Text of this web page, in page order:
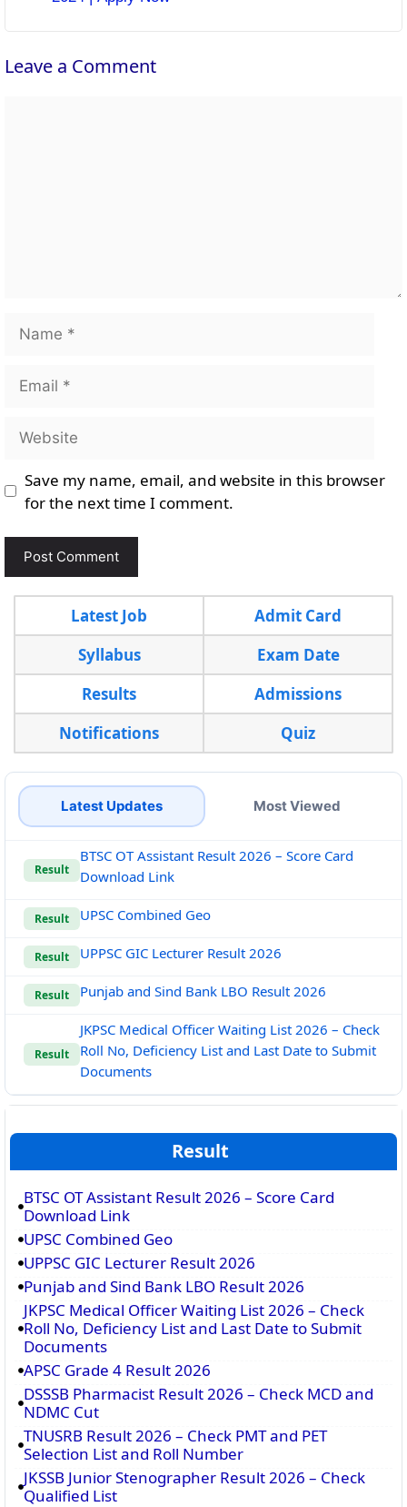
Leave a Comment
Name
Email
Website
Save my name, email, and website in this browser
for the next time I comment.
Latest Job
Admit Card
Syllabus
Exam Date
Results
Admissions
Notifications
Quiz
Latest Updates Most Viewed
Result
BTSC OT Assistant Result 2026 – Score Card
Download Link
Result UPSC Combined Geo
Result UPPSC GIC Lecturer Result 2026
Result Punjab and Sind Bank LBO Result 2026
Result
JKPSC Medical Officer Waiting List 2026 – Check
Roll No, Deficiency List and Last Date to Submit
Documents
Result
BTSC OT Assistant Result 2026 – Score Card
Download Link
UPSC Combined Geo
UPPSC GIC Lecturer Result 2026
Punjab and Sind Bank LBO Result 2026
JKPSC Medical Officer Waiting List 2026 – Check
Roll No, Deficiency List and Last Date to Submit
Documents
APSC Grade 4 Result 2026
DSSSB Pharmacist Result 2026 – Check MCD and
NDMC Cut
TNUSRB Result 2026 – Check PMT and PET
Selection List and Roll Number
JKSSB Junior Stenographer Result 2026 – Check
Qualified List